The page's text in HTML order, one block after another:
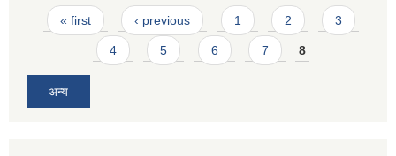
Pages
« first ‹ previous 1 2 3
4 5 6 7 8
अन्य